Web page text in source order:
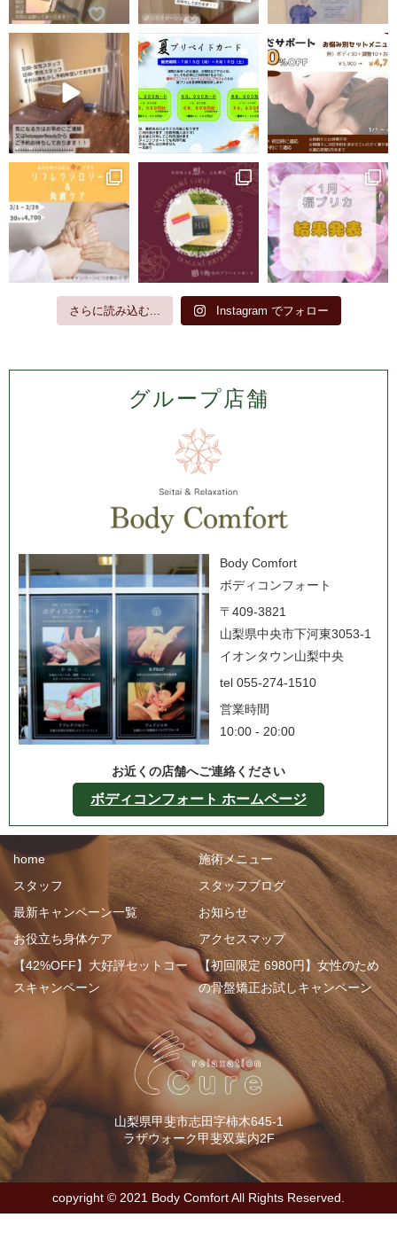
さらに読み込む... Instagram でフォロー
グループ店舗
Body Comfort
ボディコンフォート
〒409-3821
山梨県中央市下河東3053-1
イオンタウン山梨中央
tel 055-274-1510
営業時間
10:00 - 20:00
お近くの店舗へご連絡ください
ボディコンフォート ホームページ
home
施術メニュー
スタッフ
スタッフブログ
最新キャンペーン一覧
お知らせ
お役立ち身体ケア
アクセスマップ
【42%OFF】大好評セットコー
スキャンペーン
【初回限定 6980円】女性のため
の骨盤矯正お試しキャンペーン
山梨県甲斐市志田字柿木645-1
ラザウォーク甲斐双葉内2F
copyright ©︎ 2021 Body Comfort All Rights Reserved.